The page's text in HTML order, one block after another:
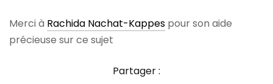
Merci à Rachida Nachat-Kappes pour son aide
précieuse sur ce sujet
Partager :